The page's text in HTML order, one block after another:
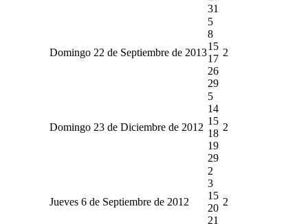
31
Domingo 22 de Septiembre de 2013
5
8
15
17
26
29
2
Domingo 23 de Diciembre de 2012
5
14
15
18
19
29
2
Jueves 6 de Septiembre de 2012
2
3
15
20
21
2